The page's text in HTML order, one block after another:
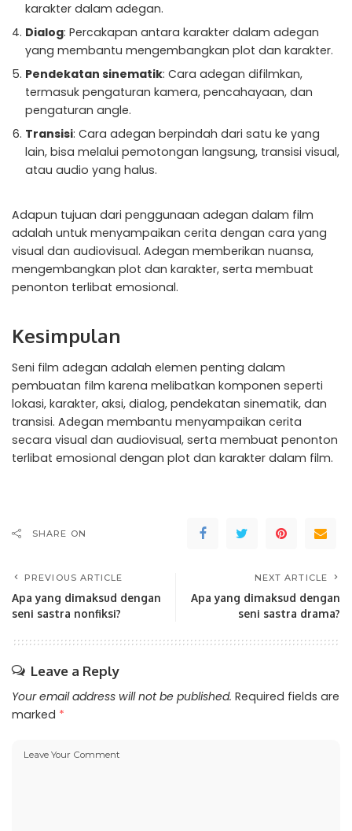
karakter dalam adegan.
Dialog: Percakapan antara karakter dalam adegan
yang membantu mengembangkan plot dan karakter.
Pendekatan sinematik: Cara adegan difilmkan,
termasuk pengaturan kamera, pencahayaan, dan
pengaturan angle.
Transisi: Cara adegan berpindah dari satu ke yang
lain, bisa melalui pemotongan langsung, transisi visual,
atau audio yang halus.
Adapun tujuan dari penggunaan adegan dalam film
adalah untuk menyampaikan cerita dengan cara yang
visual dan audiovisual. Adegan memberikan nuansa,
mengembangkan plot dan karakter, serta membuat
penonton terlibat emosional.
Kesimpulan
Seni film adegan adalah elemen penting dalam
pembuatan film karena melibatkan komponen seperti
lokasi, karakter, aksi, dialog, pendekatan sinematik, dan
transisi. Adegan membantu menyampaikan cerita
secara visual dan audiovisual, serta membuat penonton
terlibat emosional dengan plot dan karakter dalam film.
SHARE ON
PREVIOUS ARTICLE
Apa yang dimaksud dengan
seni sastra nonfiksi?
NEXT ARTICLE
Apa yang dimaksud dengan
seni sastra drama?
Leave a Reply
Your email address will not be published. Required fields are
marked *